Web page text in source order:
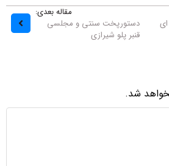
مقاله بعدی:
دستورپخت سنتی و مجلسی
قنبر پلو شیرازی
شد.